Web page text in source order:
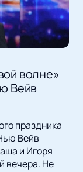
волне»
Вейв
праздника
Вейв
и Игоря
вечера. Не